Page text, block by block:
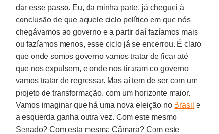
dar esse passo. Eu, da minha parte, já cheguei à
conclusão de que aquele ciclo político em que nós
chegávamos ao governo e a partir daí fazíamos mais
ou fazíamos menos, esse ciclo já se encerrou. É claro
que onde somos governo vamos tratar de ficar até
que nos expulsem, e onde nos tiraram do governo
vamos tratar de regressar. Mas aí tem de ser com um
projeto de transformação, com um horizonte maior.
Vamos imaginar que há uma nova eleição no Brasil e
a esquerda ganha outra vez. Com este mesmo
Senado? Com esta mesma Câmara? Com este